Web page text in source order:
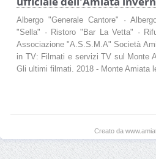
Albergo "Generale Cantore" ·
"Sella" · Ristoro "Bar La Vetta" ·
Associazione "A.S.S.M.A" Società
in TV: Filmati e servizi TV sul Monte
Gli ultimi filmati. 2018 - Monte Amiata
Creato da